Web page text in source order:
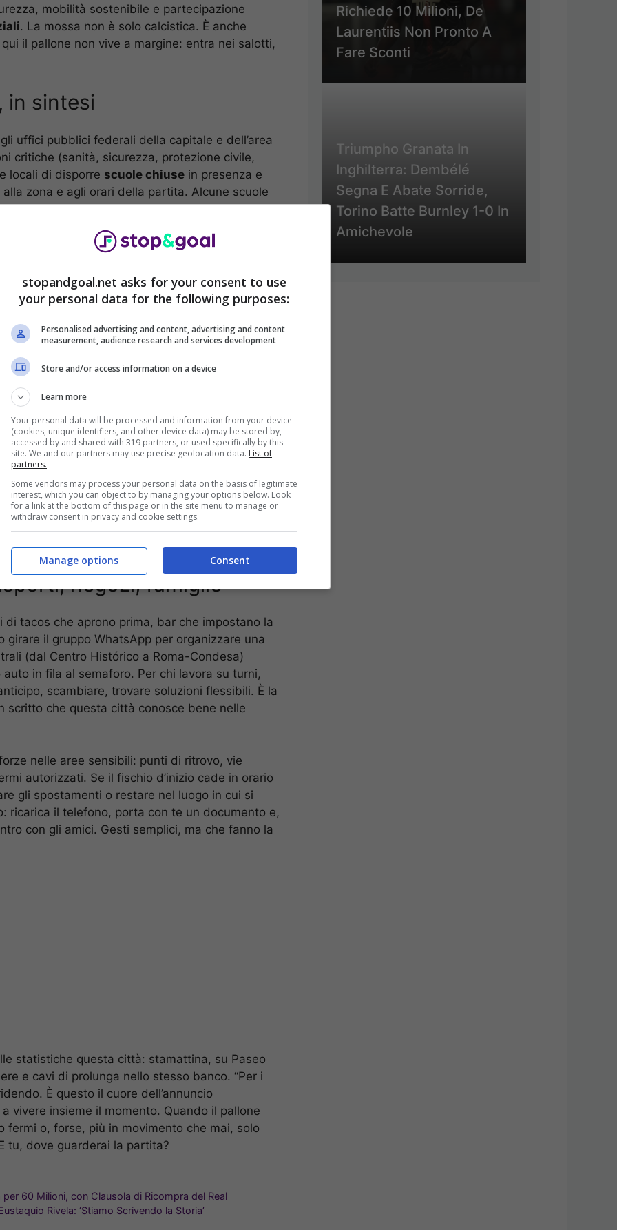
mobilità sostenibile e partecipazione
. La mossa non è solo calcistica. È anche
il pallone non vive a margine: entra nei salotti,
in sintesi
uffici pubblici federali della capitale e dell’area
critiche (sanità, sicurezza, protezione civile,
locali di disporre scuole chiuse in presenza e
zona e agli orari della partita. Alcune scuole
Invito al settore privato ad adottare orari
per alleggerire i picchi di traffico e la
straordinario tra polizia, protezione civile e
e aree di forte afflusso.
demandati ai singoli enti. Se la tua scuola o il
è normale: la finestra di applicazione può variare
sono “totali” e non in tutte le zone si passerà al
e la sicurezza.
negozi, famiglie
tacos che aprono prima, bar che impostano la
il gruppo WhatsApp per organizzare una
(dal Centro Histórico a Roma-Condesa)
in fila al semaforo. Per chi lavora su turni,
scambiare, trovare soluzioni flessibili. È la
scritto che questa città conosce bene nelle
nelle aree sensibili: punti di ritrovo, vie
autorizzati. Se il fischio d’inizio cade in orario
gli spostamenti o restare nel luogo in cui si
ricarica il telefono, porta con te un documento e,
con gli amici. Gesti semplici, ma che fanno la
statistiche questa città: stamattina, su Paseo
e cavi di prolunga nello stesso banco. “Per i
È questo il cuore dell’annuncio
vivere insieme il momento. Quando il pallone
o, forse, più in movimento che mai, solo
tu, dove guarderai la partita?
60 Milioni, con Clausola di Ricompra del Real
Rivela: ‘Stiamo Scrivendo la Storia’
Richiede 10 Milioni, De
Laurentiis Non Pronto A
Fare Sconti
Triumpho Granata In
Inghilterra: Dembélé
Segna E Abate Sorride,
Torino Batte Burnley 1-0 In
Amichevole
stopandgoal.net asks for your consent to use
your personal data for the following purposes:
Personalised advertising and content, advertising and content
measurement, audience research and services development
Store and/or access information on a device
Learn more
Your personal data will be processed and information from your device
(cookies, unique identifiers, and other device data) may be stored by,
accessed by and shared with 319 partners, or used specifically by this
site. We and our partners may use precise geolocation data. List of
partners.
Some vendors may process your personal data on the basis of legitimate
interest, which you can object to by managing your options below. Look
for a link at the bottom of this page or in the site menu to manage or
withdraw consent in privacy and cookie settings.
Consent
Manage options